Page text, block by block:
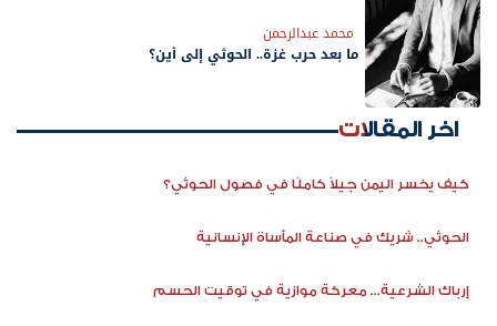
محمد عبدالرحمن
ما بعد حرب غزة.. الحوثي إلى أين؟
اخر المقالات
كيف يخسر اليمن جيلاً كاملًا في فصول الحوثي؟
الحوثي.. شريك في صناعة المأساة الإنسانية
إرباك الشرعية... معركة موازية في توقيت الحسم